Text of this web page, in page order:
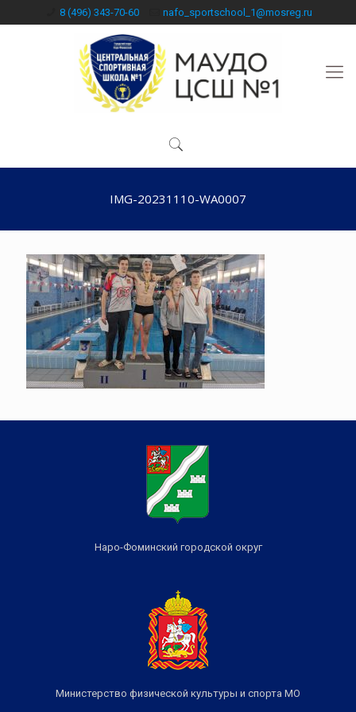
8 (496) 343-70-60 nafo_sportschool_1@mosreg.ru
IMG-20231110-WA0007
Наро-Фоминский городской округ
Министерство физической культуры и спорта МО